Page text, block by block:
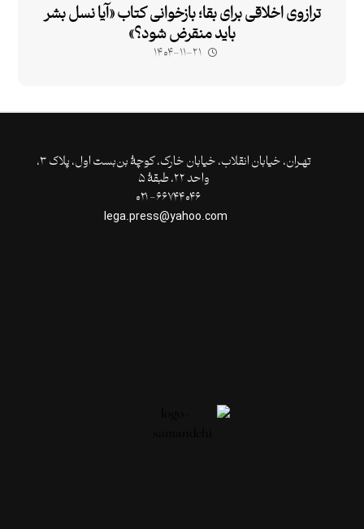
ترازوی اخلاقی برای بقا؛ بازخوانی کتاب «آیا نسل بشر
باید منقرض شود؟»
۱۴۰۴-۱۱-۲۱
تهـران،‌ خیابان انقلاب، خیابان خارک، کوچۀ بن‌بست اول، پلاک ۳،
واحد ۲۲، طبقۀ ۵